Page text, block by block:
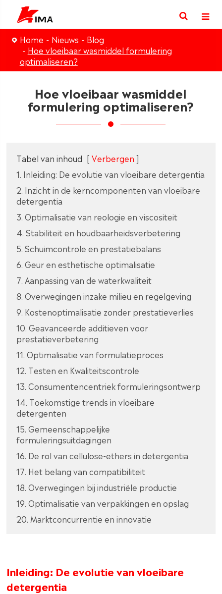
Home Nieuws
Blog
Hoe vloeibaar wasmiddel formulering
optimaliseren?
Hoe vloeibaar wasmiddel
formulering optimaliseren?
Tabel van inhoud [ Verbergen ]
1. Inleiding: De evolutie van vloeibare detergentia
2. Inzicht in de kerncomponenten van vloeibare
detergentia
3. Optimalisatie van reologie en viscositeit
4. Stabiliteit en houdbaarheidsverbetering
5. Schuimcontrole en prestatiebalans
6. Geur en esthetische optimalisatie
7. Aanpassing van de waterkwaliteit
8. Overwegingen inzake milieu en regelgeving
9. Kostenoptimalisatie zonder prestatieverlies
10. Geavanceerde additieven voor
prestatieverbetering
11. Optimalisatie van formulatieproces
12. Testen en Kwaliteitscontrole
13. Consumentencentriek formuleringsontwerp
14. Toekomstige trends in vloeibare
detergenten
15. Gemeenschappelijke
formuleringsuitdagingen
16. De rol van cellulose-ethers in detergentia
17. Het belang van compatibiliteit
18. Overwegingen bij industriële productie
19. Optimalisatie van verpakkingen en opslag
20. Marktconcurrentie en innovatie
Inleiding: De evolutie van vloeibare
detergentia